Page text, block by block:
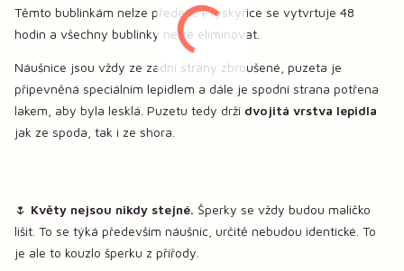
Těmto bublinkám nelze předejít. Pryskyřice se vytvrtuje 48
hodin a všechny bublinky nelze eliminovat.
Náušnice jsou vždy ze zadní strany zbroušené, puzeta je
připevněná speciálním lepidlem a dále je spodní strana potřena
lakem, aby byla lesklá. Puzetu tedy drží dvojitá vrstva lepidla
jak ze spoda, tak i ze shora.
🌷 Květy nejsou nikdy stejné. Šperky se vždy budou maličko
lišit. To se týká především náušnic, určitě nebudou identické. To
je ale to kouzlo šperku z přířody.